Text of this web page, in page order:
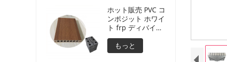
ホット販売 PVC コ
ンポジット ホワイ
ト frp ディバイダ
ー押出成形
もっと